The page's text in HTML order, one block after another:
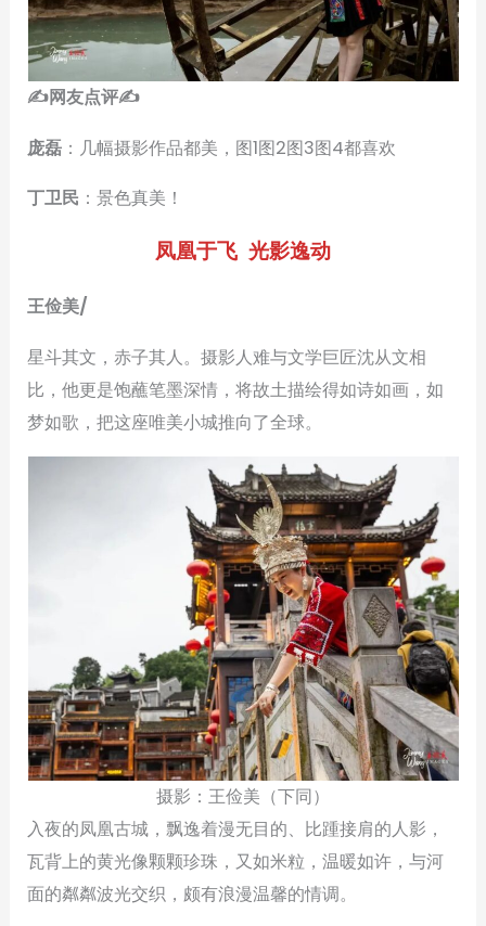
✍网友点评✍
庞磊 ：几幅摄影作品都美，图1图2图3图4都喜欢
丁卫民 ：景色真美！
凤凰于飞 光影逸动
王俭美/
星斗其文，赤子其人。摄影人难与文学巨匠沈从文相
比，他更是饱蘸笔墨深情，将故土描绘得如诗如画，如
梦如歌，把这座唯美小城推向了全球。
摄影：王俭美（下同）
入夜的凤凰古城，飘逸着漫无目的、比踵接肩的人影，
瓦背上的黄光像颗颗珍珠，又如米粒，温暖如许，与河
面的粼粼波光交织，颇有浪漫温馨的情调。